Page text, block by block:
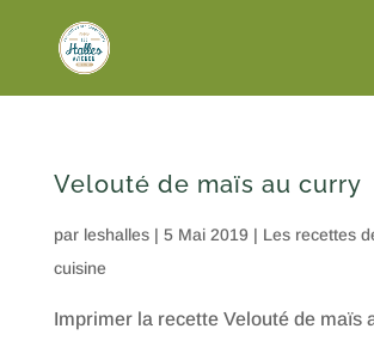
Velouté de maïs au curry
par leshalles| 5 Mai 2019 | Les recettes
cuisine
Imprimer la recette Velouté de maïs